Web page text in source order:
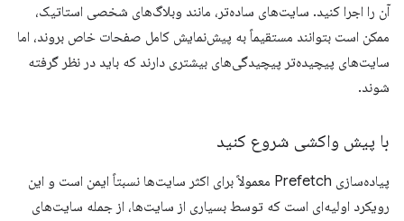
آن را اجرا کنید. سایت‌های ساده‌تر، مانند وبلاگ‌های شخصی استاتیک،
ممکن است بتوانند مستقیماً به پیش‌نمایش کامل صفحات خاص بروند، اما
سایت‌های پیچیده‌تر پیچیدگی‌های بیشتری دارند که باید در نظر گرفته
شوند.
با پیش واکشی شروع کنید
پیاده‌سازی Prefetch معمولاً برای اکثر سایت‌ها نسبتاً ایمن است و این
رویکرد اولیه‌ای است که توسط بسیاری از سایت‌ها، از جمله سایت‌های